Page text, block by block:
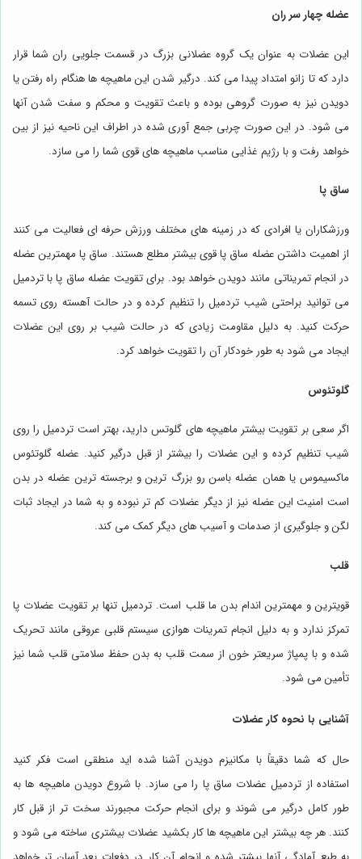
عضله چهار سر ران
این عضلات به عنوان یک گروه عضلانی بزرگ در قسمت جلویی ران شما قرار
دارد که تا زانو امتداد پیدا می کند. درگیر شدن این ماهیچه ها هنگام راه رفتن یا
دویدن نیز به صورت گروهی بوده و باعث تقویت و محکم و سفت شدن آنها
می شود. در این صورت چربی جمع آوری شده در اطراف این ناحیه نیز از بین
خواهد رفت و با رژیم غذایی مناسب ماهیچه های قوی شما را می سازد.
ساق پا
ورزشکاران یا افرادی که در زمینه های مختلف ورزش حرفه ای فعالیت می کنند
از اهمیت داشتن عضله ساق پا قوی بیشتر مطلع هستند. ساق پا مهمترین عضله
در انجام تمریناتی مانند دویدن خواهد بود. برای تقویت عضله ساق پا با تردمیل
می توانید براحتی شیب تردمیل را تنظیم کرده و در حالت آهسته روی تسمه
حرکت کنید. به دلیل مقاومت زیادی که در حالت شیب بر روی این عضلات
ایجاد می شود به طور خودکار آن را تقویت خواهد کرد.
گلوتئوس
اگر سعی بر تقویت بیشتر ماهیچه های گلوتس دارید، بهتر است تردمیل را روی
شیب تنظیم کرده و این عضلات را بیشتر از قبل درگیر کنید. عضله گلوتئوس
ماکسیموس یا همان عضله باسن رو بزرگ ترین و برجسته ترین عضله در بدن
است امنیت این عضله نیز از دیگر عضلات کم تر نبوده و به شما در ایجاد ثبات
لگن و جلوگیری از صدمات و آسیب های دیگر کمک می کند.
قلب
قویترین و مهمترین اندام بدن ما قلب است. تردمیل تنها بر تقویت عضلات پا
تمرکز ندارد و به دلیل انجام تمرینات هوازی سیستم قلبی عروقی مانند تحریک
شده و با پمپاژ سریعتر خون از سمت قلب به بدن حفظ سلامتی قلب شما نیز
تأمین می شود.
آشنایی با نحوه کار عضلات
حال که شما دقیقاً با مکانیزم دویدن آشنا شده اید منطقی است فکر کنید
استفاده از تردمیل عضلات ساق پا را می سازد. با شروع دویدن ماهیچه ها به
طور کامل درگیر می شوند و برای انجام حرکت مجبورند سخت تر از قبل کار
کنند. هر چه بیشتر این ماهیچه ها کار بکشید عضلات بیشتری ساخته می شود و